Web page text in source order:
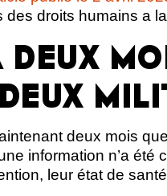
des droits humains a
DEUX
deux mois
information n’a
leur état de